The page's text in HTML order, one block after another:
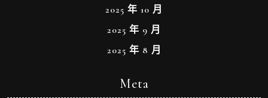
2025 年 10 月
2025 年 9 月
2025 年 8 月
Meta